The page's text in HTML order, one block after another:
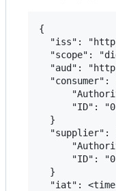
{
"iss":
"scope":
"aud":
"consumer":
"ID":
  }
"supplier":
"ID":
  }
"iat":